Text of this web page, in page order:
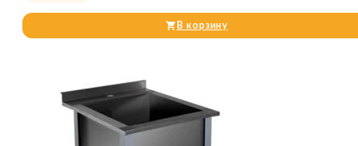
В корзину